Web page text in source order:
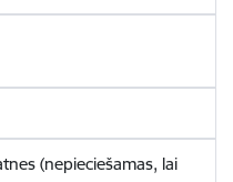
(nepieciešamas, lai